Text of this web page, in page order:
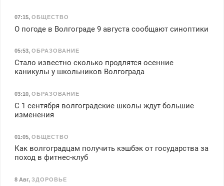
07:15, ОБЩЕСТВО
О погоде в Волгограде 9 августа сообщают синоптики
05:53, ОБРАЗОВАНИЕ
Стало известно сколько продлятся осенние
каникулы у школьников Волгограда
03:10, ОБРАЗОВАНИЕ
С 1 сентября волгоградские школы ждут большие
изменения
01:05, ОБЩЕСТВО
Как волгоградцам получить кэшбэк от государства за
поход в фитнес-клуб
8 Авг, ЗДОРОВЬЕ